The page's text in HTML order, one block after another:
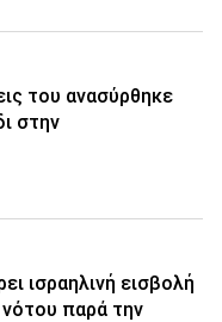
του ανασύρθηκε
στην
ισραηλινή εισβολή
παρά την